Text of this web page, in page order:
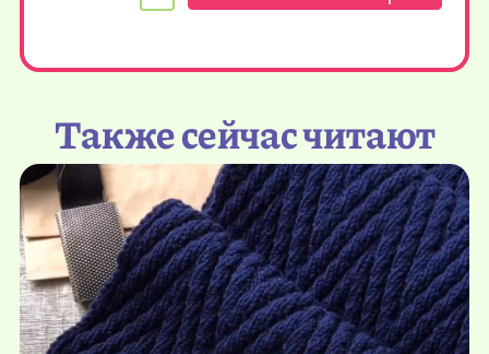
Также сейчас читают